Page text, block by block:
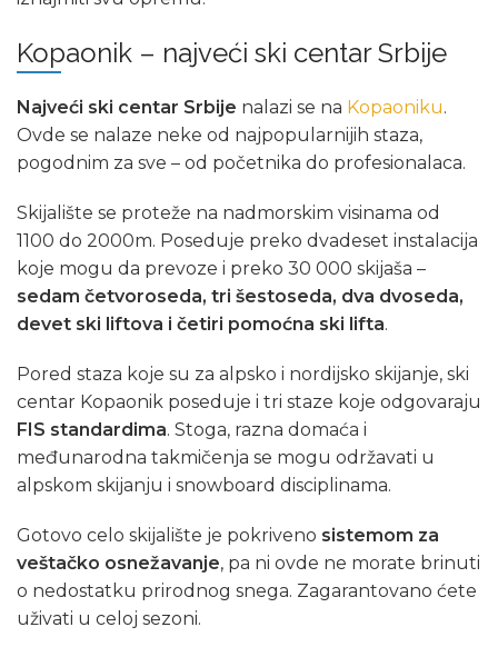
Kopaonik – najveći ski centar Srbije
Najveći ski centar Srbije nalazi se na Kopaoniku.
Ovde se nalaze neke od najpopularnijih staza,
pogodnim za sve – od početnika do profesionalaca.
Skijalište se proteže na nadmorskim visinama od
1100 do 2000m. Poseduje preko dvadeset instalacija
koje mogu da prevoze i preko 30 000 skijaša –
sedam četvoroseda, tri šestoseda, dva dvoseda,
devet ski liftova i četiri pomoćna ski lifta.
Pored staza koje su za alpsko i nordijsko skijanje, ski
centar Kopaonik poseduje i tri staze koje odgovaraju
FIS standardima. Stoga, razna domaća i
međunarodna takmičenja se mogu održavati u
alpskom skijanju i snowboard disciplinama.
Gotovo celo skijalište je pokriveno sistemom za
veštačko osnežavanje, pa ni ovde ne morate brinuti
o nedostatku prirodnog snega. Zagarantovano ćete
uživati u celoj sezoni.